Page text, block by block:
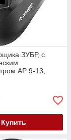
ЗУБР, с
АР 9-13,
4/9-13, серия
(11073)
Купить